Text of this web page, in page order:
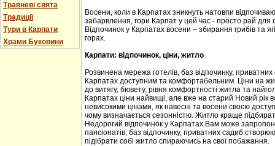
Травневі свята
Традиції
Тури в Карпати
Храми Буковини
Восени, коли в Карпатах зникнуть натовпи
забарвлення, гори Карпат у цей час - просто рай
Відпочинок у Карпатах восени – збирання грибів та
горах.
Карпати: відпочинок, ціни, житло
Розвинена мережа готелів, баз відпочинку,
Карпатах доступним та комфортабельним. Ціни на
до витягу, бювету, рівня комфортності житла та
Карпатах ціни найвищі, але вже на старий Новий рік
невисокими цінами, як навесні та восени своєю
чому визначається сезонністю. Житло краще
Недорогий відпочинок у Карпатах Вам може
пансіонатів, баз відпочинку, приватних садиб
підібрати собі житло спираючись на свої побажання.